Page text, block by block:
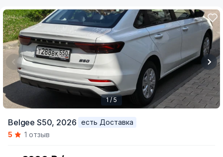
of
1 / 5
Belgee S50, 2026
есть Доставка
5
1 отзыв